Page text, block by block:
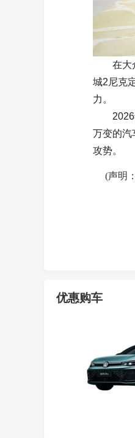
在大
城2尼克
力。
万变的汽
攻势。
(声明
优惠购车